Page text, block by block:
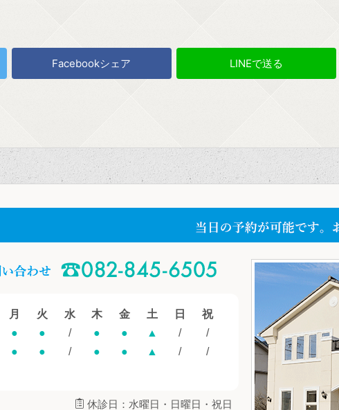
Facebookシェア LINEで送る
月
●
●
火
●
●
水
/
/
木
●
●
金
●
●
土
▲
▲
日
/
/
祝
/
/
休診日：水曜日・日曜日・祝日